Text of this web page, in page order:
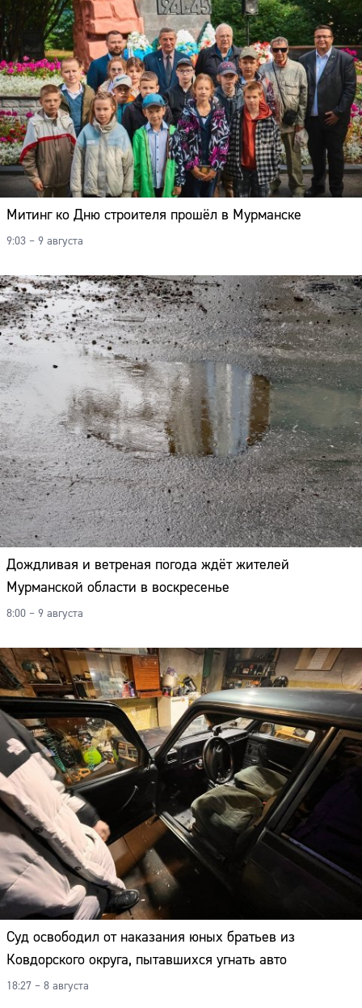
Митинг ко Дню строителя прошёл в Мурманске
9:03 – 9 августа
Дождливая и ветреная погода ждёт жителей
Мурманской области в воскресенье
8:00 – 9 августа
Суд освободил от наказания юных братьев из
Ковдорского округа, пытавшихся угнать авто
18:27 – 8 августа